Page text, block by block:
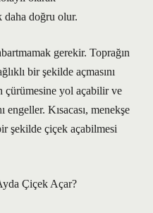
daha doğru olur.
gerekir. Toprağın
bir şekilde açmasını
çürümesine yol açabilir ve
engeller. Kısacası, menekşe
şekilde çiçek açabilmesi
Çiçek Açar?